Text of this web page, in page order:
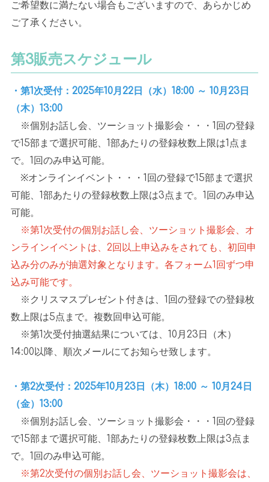
ご希望数に満たない場合もございますので、あらかじめ
ご了承ください。
第3販売スケジュール
・第1次受付：2025年10月22日（水）18:00 ～ 10月23日
（木） 13:00
※個別お話し会、ツーショット撮影会・・・ 1 回の登録
で15部まで選択可能、 1部あたりの登録枚数上限は1 点ま
で。 1 回のみ申込可能。
※オンラインイベント・・・ 1 回の登録で15部まで選択
可能、 1部あたりの登録枚数上限は3点まで。 1 回のみ申込
可能。
※第1次受付の個別お話し会、ツーショット撮影会、オ
ンラインイベントは、2回以上申込みをされても、初回申
込み分のみが抽選対象となります。各フォーム1回ずつ申
込み可能です。
※クリスマスプレゼント付きは、 1 回の登録での登録枚
数上限は5点まで。複数回申込可能。
※第1 次受付抽選結果については、 10 月 23 日（木）
14:00以降、順次メールにてお知らせ致します。
・第2次受付：2025年10月23日（木）18:00 ～ 10月24日
（金）13:00
※個別お話し会、ツーショット撮影会・・・ 1 回の登録
で15部まで選択可能、 1部あたりの登録枚数上限は3点ま
で。 1 回のみ申込可能。
※第2次受付の個別お話し会、ツーショット撮影会は、